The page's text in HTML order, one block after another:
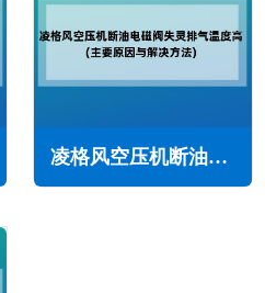
凌格风空压机断油电磁阀失灵引起排气温度高的主要原因与解决方法